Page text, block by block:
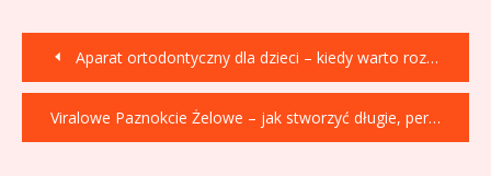
Nawigacja
wpisu
Aparat ortodontyczny dla dzieci – kiedy warto rozpocząć leczenie?
Viralowe Paznokcie Żelowe – jak stworzyć długie, perfekcyjnie zbudowane paznokcie żelem?